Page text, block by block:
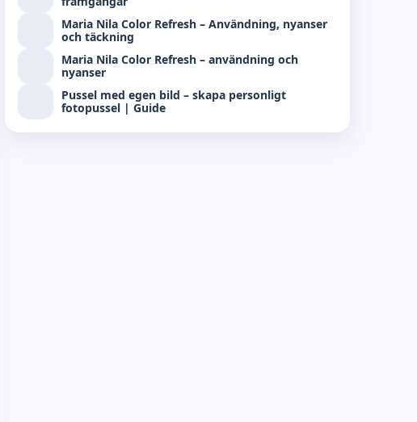
Maria Nila Color Refresh – Användning, nyanser
och täckning
Maria Nila Color Refresh – användning och
nyanser
Pussel med egen bild – skapa personligt
fotopussel | Guide